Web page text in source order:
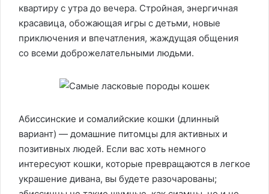
квартиру с утра до вечера. Стройная, энергичная
красавица, обожающая игры с детьми, новые
приключения и впечатления, жаждущая общения
со всеми доброжелательными людьми.
Абиссинские и сомалийские кошки (длинный
вариант) — домашние питомцы для активных и
позитивных людей. Если вас хоть немного
интересуют кошки, которые превращаются в легкое
украшение дивана, вы будете разочарованы;